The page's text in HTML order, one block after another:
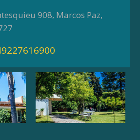
908, Marcos Paz,